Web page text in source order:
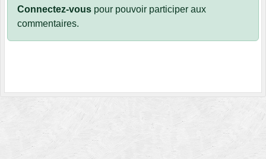
Connectez-vous pour pouvoir participer aux
commentaires.